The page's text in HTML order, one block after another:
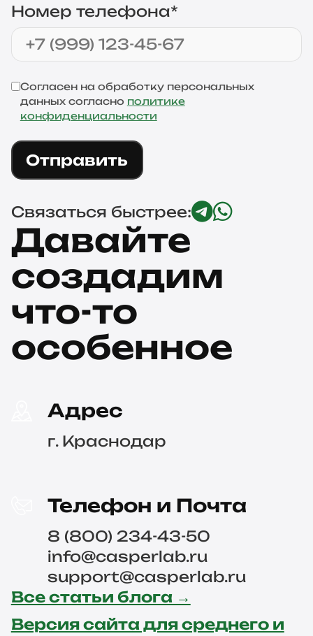
Давайте
создадим
что-то
особенное
Адрес
г. Краснодар
Телефон и Почта
8 (800) 234-43-50
info@casperlab.ru
support@casperlab.ru
Все статьи блога →
Версия сайта для среднего и
Номер телефона*
Согласен на обработку персональных
данных согласно политике
конфиденциальности
Отправить
Связаться быстрее: